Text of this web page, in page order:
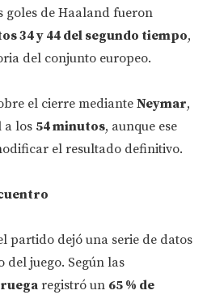
goles de Haaland fueron
34 y 44 del segundo tiempo,
del conjunto europeo.
el cierre mediante Neymar,
a los 54 minutos, aunque ese
el resultado definitivo.
partido dejó una serie de datos
juego. Según las
registró un 65 % de